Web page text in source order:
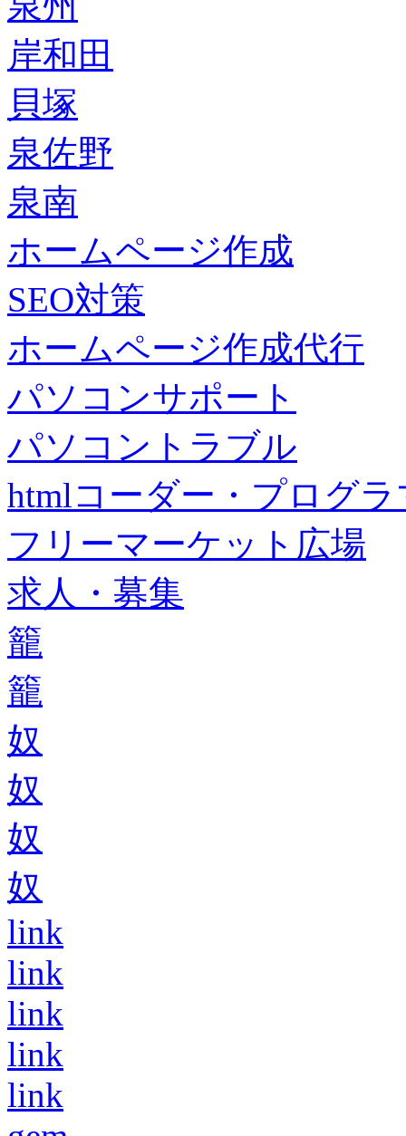
岸和田
貝塚
泉佐野
泉南
ホームページ作成
SEO対策
ホームページ作成代行
パソコンサポート
パソコントラブル
htmlコーダー・プログラ
フリーマーケット広場
求人・募集
籠
籠
奴
奴
奴
奴
link
link
link
link
link